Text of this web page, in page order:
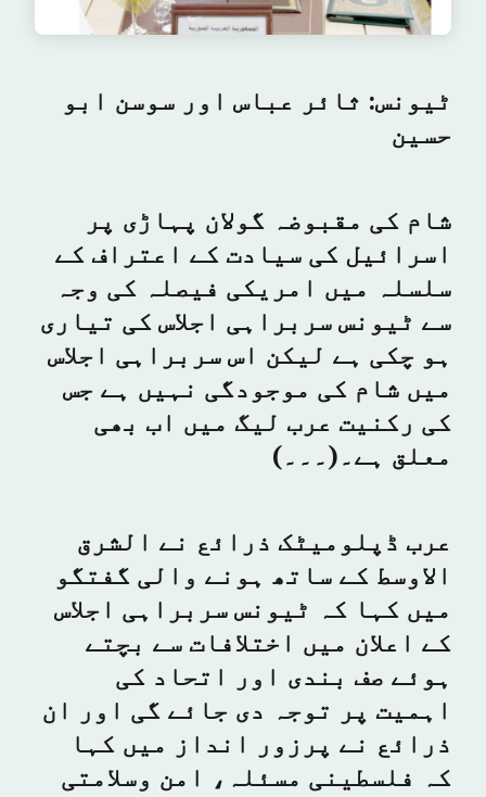
ٹیونس: ثائر عباس اور سوسن ابو
حسین
شام کی مقبوضہ گولان پہاڑی پر
اسرائیل کی سیادت کے اعتراف کے
سلسلہ میں امریکی فیصلہ کی وجہ
سے ٹیونس سربراہی اجلاس کی تیاری
ہو چکی ہے لیکن اس سربراہی اجلاس
میں شام کی موجودگی نہیں ہے جس
کی رکنیت عرب لیگ میں اب بھی
معلق ہے۔(۔۔۔)
عرب ڈپلومیٹک ذرائع نے الشرق
الاوسط کے ساتھ ہونے والی گفتگو
میں کہا کہ ٹیونس سربراہی اجلاس
کے اعلان میں اختلافات سے بچتے
ہوئے صف بندی اور اتحاد کی
اہمیت پر توجہ دی جائے گی اور ان
ذرائع نے پرزور انداز میں کہا
کہ فلسطینی مسئلہ، امن وسلامتی